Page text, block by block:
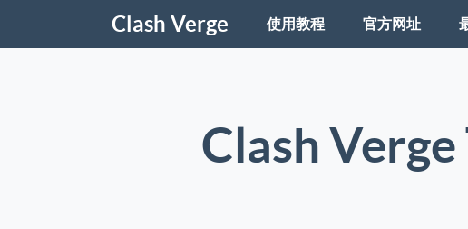
Clash Verge 使用教程 官方网址
Clash